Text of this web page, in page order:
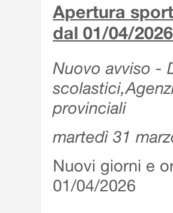
Apertura
dal 01/04/2026
Nuovo avviso -
provinciali
martedì 31
Nuovi giorni e
01/04/2026